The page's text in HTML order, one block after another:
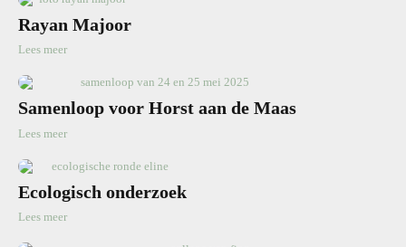
Rayan Majoor
Lees meer
Samenloop voor Horst aan de Maas
Lees meer
Ecologisch onderzoek
Lees meer